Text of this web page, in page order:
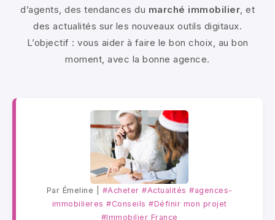
d’agents, des tendances du marché immobilier, et
des actualités sur les nouveaux outils digitaux.
L’objectif : vous aider à faire le bon choix, au bon
moment, avec la bonne agence.
Par Émeline | #Acheter #Actualités #agences-
immobilieres #Conseils #Définir mon projet
#Immobilier France